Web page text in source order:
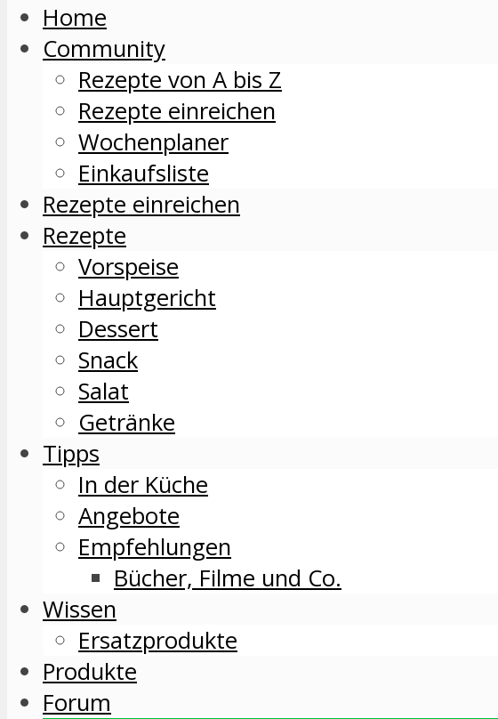
Home
Community
Rezepte von A bis Z
Rezepte einreichen
Wochenplaner
Einkaufsliste
Rezepte einreichen
Rezepte
Vorspeise
Hauptgericht
Dessert
Snack
Salat
Getränke
Tipps
In der Küche
Angebote
Empfehlungen
Bücher, Filme und Co.
Wissen
Ersatzprodukte
Produkte
Forum